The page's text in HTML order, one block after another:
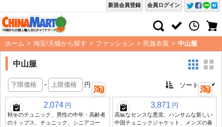
会員ログイン
新規会員登録
ホーム > 淘宝/天猫から探す > ファッション > 民族衣装 > 中山服
中山服
- 円
2,074 円
秋冬のチュニック、男性の中年・高齢者
のトップス、チュニック、シニアコー
3,871 円
高級なセンスな悪党、ハンサムな新しい
中国チュニックジャケット、メンズの春